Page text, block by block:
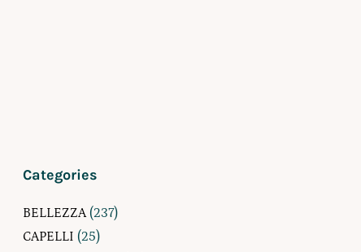
Categories
BELLEZZA(237)
CAPELLI (25)